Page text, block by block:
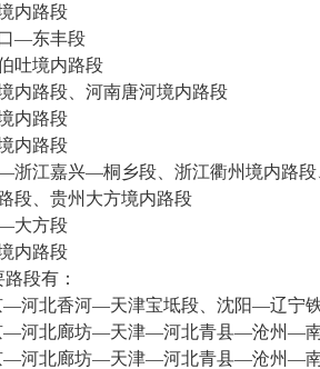
内路段
—东丰段
吐境内路段
路段、河南唐河境内路段
内路段
内路段
江嘉兴—桐乡段、浙江衢州境内路段
、贵州大方境内路段
大方段
内路段
段有：
北香河—天津宝坻段、沈阳—辽宁
河北廊坊—天津—河北青县—沧州—
河北廊坊—天津—河北青县—沧州—